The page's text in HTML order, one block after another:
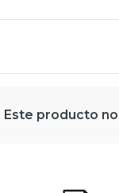
Este producto